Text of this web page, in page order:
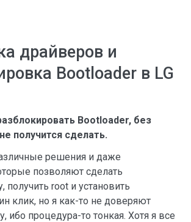
драйверов и
Bootloader в LG
Bootloader, без
получится сделать.
решения и даже
позволяют сделать
получить root и установить
клик, но я как-то не доверяют
ибо процедура-то тонкая. Хотя я все